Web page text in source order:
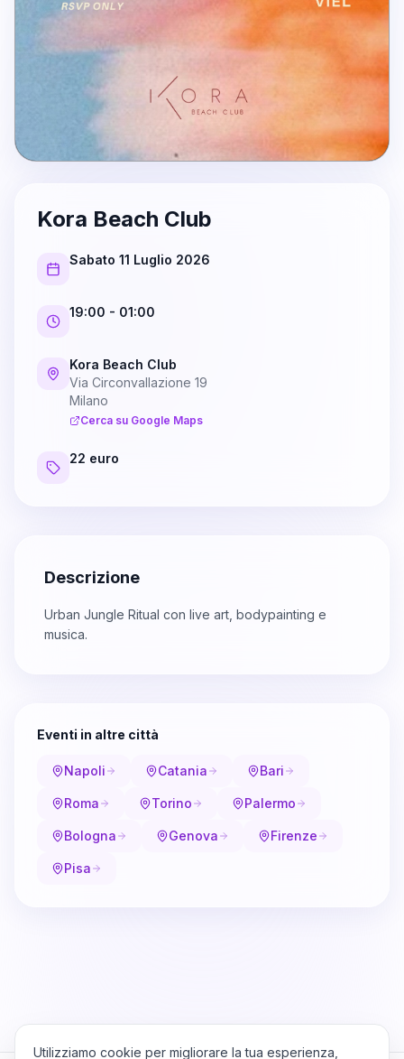
Kora Beach Club
Sabato 11 Luglio 2026
19:00 - 01:00
Kora Beach Club
Via Circonvallazione 19
Milano
Cerca su Google Maps
22 euro
Descrizione
Urban Jungle Ritual con live art, bodypainting e
musica.
Eventi in altre città
Napoli Catania Bari
Roma Torino Palermo
Bologna Genova Firenze
Pisa
Utilizziamo cookie per migliorare la tua esperienza,